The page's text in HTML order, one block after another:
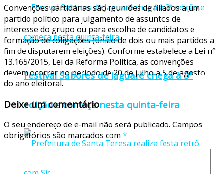
Festival Sabores de Jaguaré chega à 3ª
edição e começa nesta quinta-feira
Convenções partidárias são reuniões de filiados a um
partido político para julgamento de assuntos de
interesse do grupo ou para escolha de candidatos e
formação de coligações (união de dois ou mais partidos a
fim de disputarem eleições). Conforme estabelece a Lei n°
13.165/2015, Lei da Reforma Política, as convenções
devem ocorrer no período de 20 de julho a 5 de agosto
do ano eleitoral.
Deixe um comentário
O seu endereço de e-mail não será publicado. Campos
obrigatórios são marcados com *